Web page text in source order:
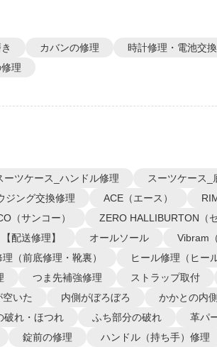
カバンの修理
時計修理・電池交換
理
ーツケース_ハンドル修理
スーツケース_
ジング交換修理 ACE（エース）
（サンコー）
ZERO HALLIBURTON（
【配送修理】 オールソール
Vibram
（前底修理・靴裏）
ヒール修理（ヒー
つま先補強修理
ストラップ取付
空いた 内側がぼろぼろ
かかとの内
破れ・ほつれ ふち部分の破れ
革パ
錠前の修理
ハンドル（持ち手）修理